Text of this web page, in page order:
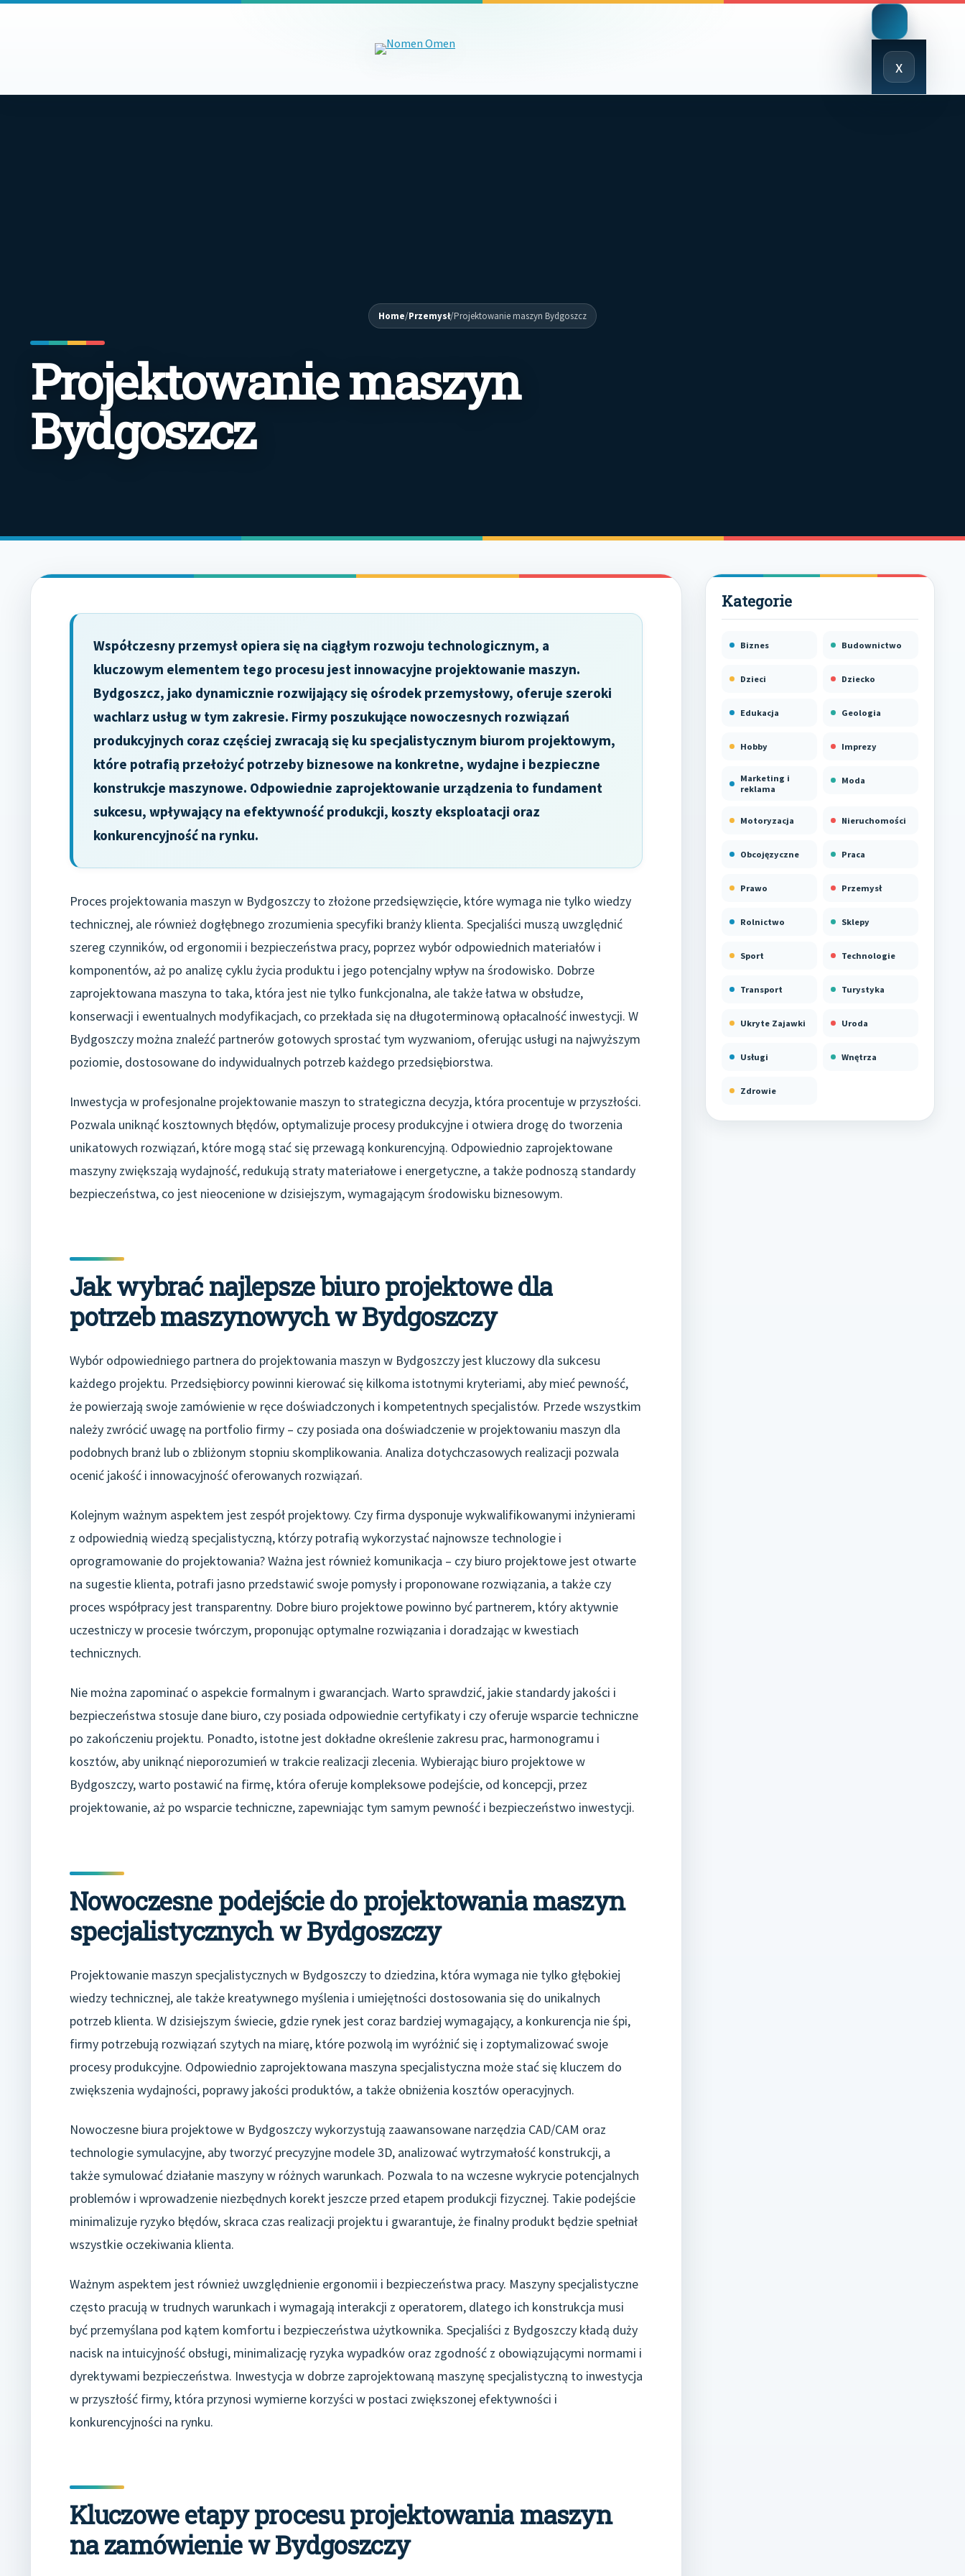
x
Close
Menu
Home/Przemysł/Projektowanie maszyn Bydgoszcz
Projektowanie maszyn
Bydgoszcz
Współczesny przemysł opiera się na ciągłym rozwoju technologicznym, a
kluczowym elementem tego procesu jest innowacyjne projektowanie maszyn.
Bydgoszcz, jako dynamicznie rozwijający się ośrodek przemysłowy, oferuje szeroki
wachlarz usług w tym zakresie. Firmy poszukujące nowoczesnych rozwiązań
produkcyjnych coraz częściej zwracają się ku specjalistycznym biurom projektowym,
które potrafią przełożyć potrzeby biznesowe na konkretne, wydajne i bezpieczne
konstrukcje maszynowe. Odpowiednie zaprojektowanie urządzenia to fundament
sukcesu, wpływający na efektywność produkcji, koszty eksploatacji oraz
konkurencyjność na rynku.
Proces projektowania maszyn w Bydgoszczy to złożone przedsięwzięcie, które wymaga nie tylko wiedzy
technicznej, ale również dogłębnego zrozumienia specyfiki branży klienta. Specjaliści muszą uwzględnić
szereg czynników, od ergonomii i bezpieczeństwa pracy, poprzez wybór odpowiednich materiałów i
komponentów, aż po analizę cyklu życia produktu i jego potencjalny wpływ na środowisko. Dobrze
zaprojektowana maszyna to taka, która jest nie tylko funkcjonalna, ale także łatwa w obsłudze,
konserwacji i ewentualnych modyfikacjach, co przekłada się na długoterminową opłacalność inwestycji. W
Bydgoszczy można znaleźć partnerów gotowych sprostać tym wyzwaniom, oferując usługi na najwyższym
poziomie, dostosowane do indywidualnych potrzeb każdego przedsiębiorstwa.
Inwestycja w profesjonalne projektowanie maszyn to strategiczna decyzja, która procentuje w przyszłości.
Pozwala uniknąć kosztownych błędów, optymalizuje procesy produkcyjne i otwiera drogę do tworzenia
unikatowych rozwiązań, które mogą stać się przewagą konkurencyjną. Odpowiednio zaprojektowane
maszyny zwiększają wydajność, redukują straty materiałowe i energetyczne, a także podnoszą standardy
bezpieczeństwa, co jest nieocenione w dzisiejszym, wymagającym środowisku biznesowym.
Jak wybrać najlepsze biuro projektowe dla
potrzeb maszynowych w Bydgoszczy
Wybór odpowiedniego partnera do projektowania maszyn w Bydgoszczy jest kluczowy dla sukcesu
każdego projektu. Przedsiębiorcy powinni kierować się kilkoma istotnymi kryteriami, aby mieć pewność,
że powierzają swoje zamówienie w ręce doświadczonych i kompetentnych specjalistów. Przede wszystkim
należy zwrócić uwagę na portfolio firmy – czy posiada ona doświadczenie w projektowaniu maszyn dla
podobnych branż lub o zbliżonym stopniu skomplikowania. Analiza dotychczasowych realizacji pozwala
ocenić jakość i innowacyjność oferowanych rozwiązań.
Kolejnym ważnym aspektem jest zespół projektowy. Czy firma dysponuje wykwalifikowanymi inżynierami
z odpowiednią wiedzą specjalistyczną, którzy potrafią wykorzystać najnowsze technologie i
oprogramowanie do projektowania? Ważna jest również komunikacja – czy biuro projektowe jest otwarte
na sugestie klienta, potrafi jasno przedstawić swoje pomysły i proponowane rozwiązania, a także czy
proces współpracy jest transparentny. Dobre biuro projektowe powinno być partnerem, który aktywnie
uczestniczy w procesie twórczym, proponując optymalne rozwiązania i doradzając w kwestiach
technicznych.
Nie można zapominać o aspekcie formalnym i gwarancjach. Warto sprawdzić, jakie standardy jakości i
bezpieczeństwa stosuje dane biuro, czy posiada odpowiednie certyfikaty i czy oferuje wsparcie techniczne
po zakończeniu projektu. Ponadto, istotne jest dokładne określenie zakresu prac, harmonogramu i
kosztów, aby uniknąć nieporozumień w trakcie realizacji zlecenia. Wybierając biuro projektowe w
Bydgoszczy, warto postawić na firmę, która oferuje kompleksowe podejście, od koncepcji, przez
projektowanie, aż po wsparcie techniczne, zapewniając tym samym pewność i bezpieczeństwo inwestycji.
Nowoczesne podejście do projektowania maszyn
specjalistycznych w Bydgoszczy
Projektowanie maszyn specjalistycznych w Bydgoszczy to dziedzina, która wymaga nie tylko głębokiej
wiedzy technicznej, ale także kreatywnego myślenia i umiejętności dostosowania się do unikalnych
potrzeb klienta. W dzisiejszym świecie, gdzie rynek jest coraz bardziej wymagający, a konkurencja nie śpi,
firmy potrzebują rozwiązań szytych na miarę, które pozwolą im wyróżnić się i zoptymalizować swoje
procesy produkcyjne. Odpowiednio zaprojektowana maszyna specjalistyczna może stać się kluczem do
zwiększenia wydajności, poprawy jakości produktów, a także obniżenia kosztów operacyjnych.
Nowoczesne biura projektowe w Bydgoszczy wykorzystują zaawansowane narzędzia CAD/CAM oraz
technologie symulacyjne, aby tworzyć precyzyjne modele 3D, analizować wytrzymałość konstrukcji, a
także symulować działanie maszyny w różnych warunkach. Pozwala to na wczesne wykrycie potencjalnych
problemów i wprowadzenie niezbędnych korekt jeszcze przed etapem produkcji fizycznej. Takie podejście
minimalizuje ryzyko błędów, skraca czas realizacji projektu i gwarantuje, że finalny produkt będzie spełniał
wszystkie oczekiwania klienta.
Ważnym aspektem jest również uwzględnienie ergonomii i bezpieczeństwa pracy. Maszyny specjalistyczne
często pracują w trudnych warunkach i wymagają interakcji z operatorem, dlatego ich konstrukcja musi
być przemyślana pod kątem komfortu i bezpieczeństwa użytkownika. Specjaliści z Bydgoszczy kładą duży
nacisk na intuicyjność obsługi, minimalizację ryzyka wypadków oraz zgodność z obowiązującymi normami i
dyrektywami bezpieczeństwa. Inwestycja w dobrze zaprojektowaną maszynę specjalistyczną to inwestycja
w przyszłość firmy, która przynosi wymierne korzyści w postaci zwiększonej efektywności i
konkurencyjności na rynku.
Kluczowe etapy procesu projektowania maszyn
na zamówienie w Bydgoszczy
Biznes Budownictwo
Dzieci Dziecko
Edukacja Geologia
Hobby Imprezy
Marketing i
reklama
Moda
Motoryzacja Nieruchomości
Obcojęzyczne Praca
Prawo Przemysł
Rolnictwo Sklepy
Sport Technologie
Transport Turystyka
Ukryte Zajawki Uroda
Usługi Wnętrza
Zdrowie